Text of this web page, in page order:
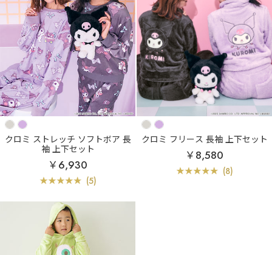
クロミ ストレッチ ソフトボア 長
袖 上下セット
￥6,930
(5)
クロミ フリース 長袖 上下セット
￥8,580
(8)